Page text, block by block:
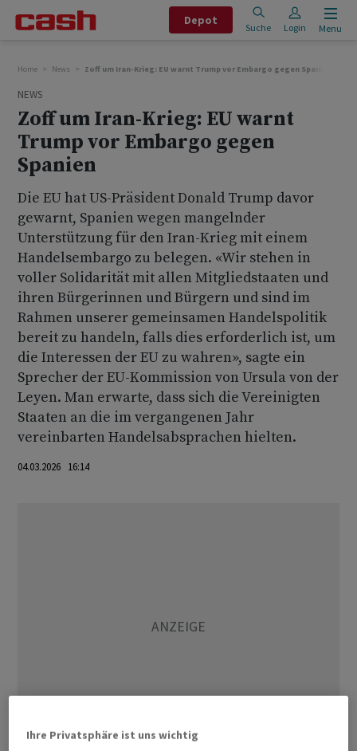
Depot
Suche Login Menu
Home News Zoff um Iran-Krieg: EU warnt Trump vor Embargo gegen Spanien
NEWS
Zoff um Iran-Krieg: EU warnt
Trump vor Embargo gegen
Spanien
Die EU hat US-Präsident Donald Trump davor
gewarnt, Spanien wegen mangelnder
Unterstützung für den Iran-Krieg mit einem
Handelsembargo zu belegen. «Wir stehen in
voller Solidarität mit allen Mitgliedstaaten und
ihren Bürgerinnen und Bürgern und sind im
Rahmen unserer gemeinsamen Handelspolitik
bereit zu handeln, falls dies erforderlich ist, um
die Interessen der EU zu wahren», sagte ein
Sprecher der EU-Kommission von Ursula von der
Leyen. Man erwarte, dass sich die Vereinigten
Staaten an die im vergangenen Jahr
vereinbarten Handelsabsprachen hielten.
04.03.2026 16:14
Ihre Privatsphäre ist uns wichtig